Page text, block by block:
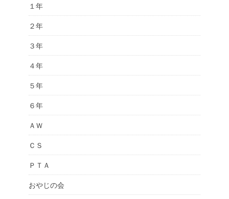
１年
２年
３年
４年
５年
６年
ＡＷ
ＣＳ
ＰＴＡ
おやじの会